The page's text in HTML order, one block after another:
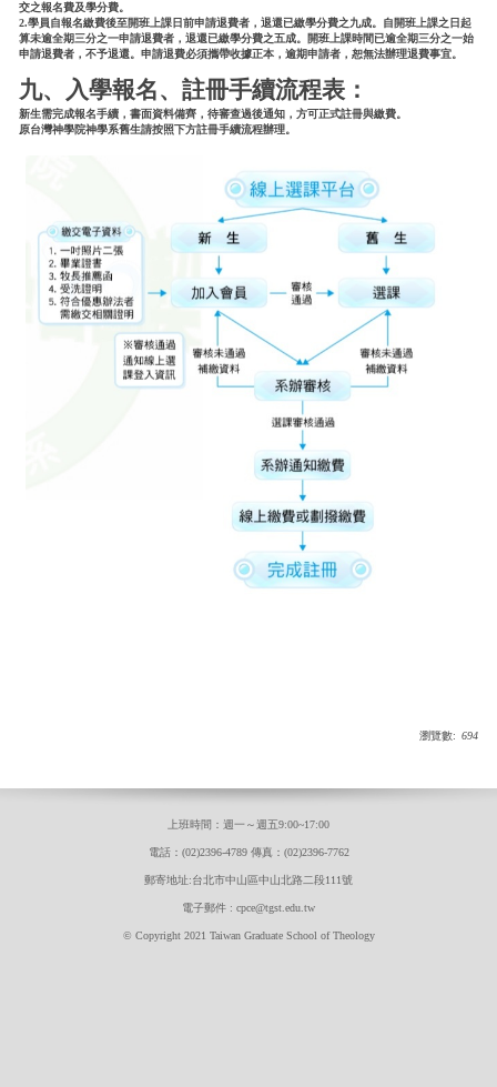
交之報名費及學分費。
2.學員自報名繳費後至開班上課日前申請退費者，退還已繳學分費之九成。自開班上課之日起
算未逾全期三分之一申請退費者，退還已繳學分費之五成。開班上課時間已逾全期三分之一始
申請退費者，不予退還。申請退費必須攜帶收據正本，逾期申請者，恕無法辦理退費事宜。
九、入學報名、註冊手續流程表：
新生需完成報名手續，書面資料備齊，待審查過後通知，方可正式註冊與繳費。
原台灣神學院神學系舊生請按照下方註冊手續流程辦理。
瀏覽數: 694
上班時間：週一～週五9:00~17:00
電話：(02)2396-4789 傳真：(02)2396-7762
郵寄地址:台北市中山區中山北路二段111號
電子郵件 : cpce@tgst.edu.tw
© Copyright 2021 Taiwan Graduate School of Theology